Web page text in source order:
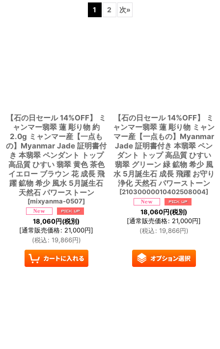
1 2 次»
【石の日セール 14%OFF】 ミ
ャンマー翡翠 蓮 彫り物 約
2.0g ミャンマー産【一点も
の】Myanmar Jade 証明書付
き 本翡翠 ペンダント トップ
高品質 ひすい 翡翠 黄色 茶色
イエロー ブラウン 花 成長 飛
躍 鉱物 希少 風水 5月誕生石
天然石 パワーストーン
[mixyanma-0507]
18,060円(税別)
[通常販売価格: 21,000円]
(税込: 19,866円)
【石の日セール 14%OFF】 ミ
ャンマー翡翠 蓮 彫り物 ミャン
マー産【一点もの】Myanmar
Jade 証明書付き 本翡翠 ペン
ダント トップ 高品質 ひすい
翡翠 グリーン 緑 鉱物 希少 風
水 5月誕生石 成長 飛躍 お守り
浄化 天然石 パワーストーン
[21030000010402508004]
18,060円(税別)
[通常販売価格: 21,000円]
(税込: 19,866円)